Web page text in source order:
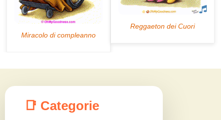
📑 Categorie